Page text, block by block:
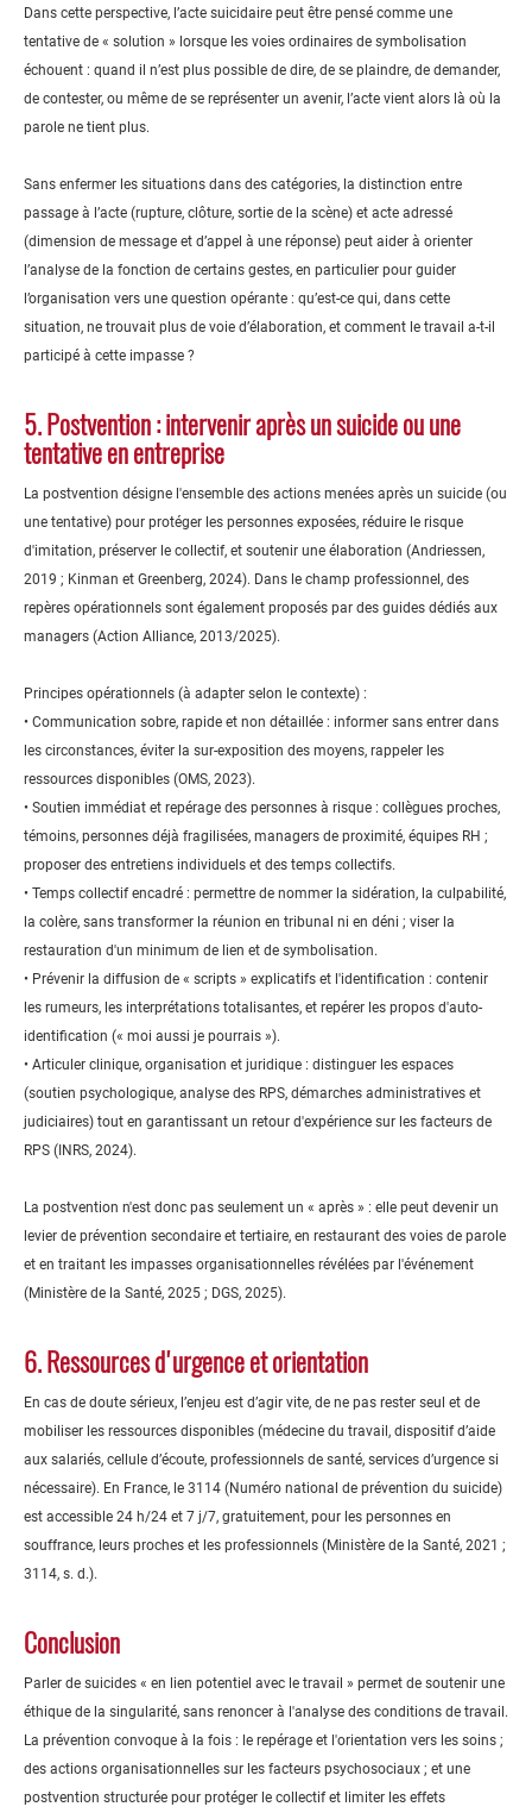
Dans cette perspective, l’acte suicidaire peut être pensé comme une
tentative de « solution » lorsque les voies ordinaires de symbolisation
échouent : quand il n’est plus possible de dire, de se plaindre, de demander,
de contester, ou même de se représenter un avenir, l’acte vient alors là où la
parole ne tient plus.
Sans enfermer les situations dans des catégories, la distinction entre
passage à l’acte (rupture, clôture, sortie de la scène) et acte adressé
(dimension de message et d’appel à une réponse) peut aider à orienter
l’analyse de la fonction de certains gestes, en particulier pour guider
l’organisation vers une question opérante : qu’est-ce qui, dans cette
situation, ne trouvait plus de voie d’élaboration, et comment le travail a-t-il
participé à cette impasse ?
5. Postvention : intervenir après un suicide ou une
tentative en entreprise
La postvention désigne l'ensemble des actions menées après un suicide (ou
une tentative) pour protéger les personnes exposées, réduire le risque
d'imitation, préserver le collectif, et soutenir une élaboration (Andriessen,
2019 ; Kinman et Greenberg, 2024). Dans le champ professionnel, des
repères opérationnels sont également proposés par des guides dédiés aux
managers (Action Alliance, 2013/2025).
Principes opérationnels (à adapter selon le contexte) :
• Communication sobre, rapide et non détaillée : informer sans entrer dans
les circonstances, éviter la sur-exposition des moyens, rappeler les
ressources disponibles (OMS, 2023).
• Soutien immédiat et repérage des personnes à risque : collègues proches,
témoins, personnes déjà fragilisées, managers de proximité, équipes RH ;
proposer des entretiens individuels et des temps collectifs.
• Temps collectif encadré : permettre de nommer la sidération, la culpabilité,
la colère, sans transformer la réunion en tribunal ni en déni ; viser la
restauration d'un minimum de lien et de symbolisation.
• Prévenir la diffusion de « scripts » explicatifs et l'identification : contenir
les rumeurs, les interprétations totalisantes, et repérer les propos d'auto-
identification (« moi aussi je pourrais »).
• Articuler clinique, organisation et juridique : distinguer les espaces
(soutien psychologique, analyse des RPS, démarches administratives et
judiciaires) tout en garantissant un retour d'expérience sur les facteurs de
RPS (INRS, 2024).
La postvention n'est donc pas seulement un « après » : elle peut devenir un
levier de prévention secondaire et tertiaire, en restaurant des voies de parole
et en traitant les impasses organisationnelles révélées par l'événement
(Ministère de la Santé, 2025 ; DGS, 2025).
6. Ressources d'urgence et orientation
En cas de doute sérieux, l’enjeu est d’agir vite, de ne pas rester seul et de
mobiliser les ressources disponibles (médecine du travail, dispositif d’aide
aux salariés, cellule d’écoute, professionnels de santé, services d’urgence si
nécessaire). En France, le 3114 (Numéro national de prévention du suicide)
est accessible 24 h/24 et 7 j/7, gratuitement, pour les personnes en
souffrance, leurs proches et les professionnels (Ministère de la Santé, 2021 ;
3114, s. d.).
Conclusion
Parler de suicides « en lien potentiel avec le travail » permet de soutenir une
éthique de la singularité, sans renoncer à l'analyse des conditions de travail.
La prévention convoque à la fois : le repérage et l'orientation vers les soins ;
des actions organisationnelles sur les facteurs psychosociaux ; et une
postvention structurée pour protéger le collectif et limiter les effets